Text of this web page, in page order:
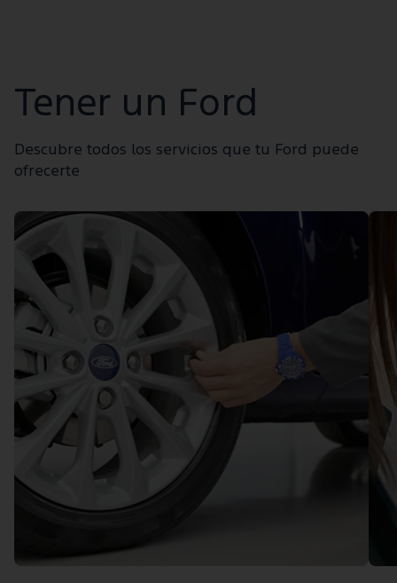
Tener un Ford
Descubre todos los servicios que tu Ford puede
ofrecerte